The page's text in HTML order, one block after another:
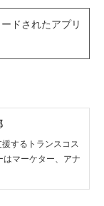
ドされたアプリ
するトランスコス
はマーケター、アナ